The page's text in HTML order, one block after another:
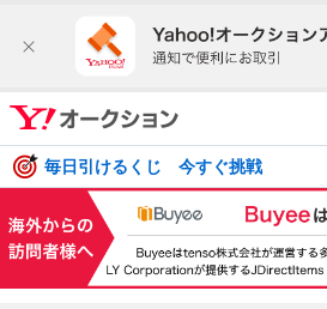
毎日引けるくじ 今すぐ挑戦